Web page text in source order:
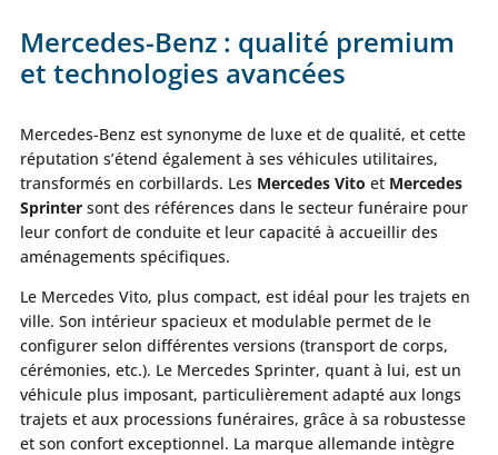
Mercedes-Benz : qualité premium
et technologies avancées
Mercedes-Benz est synonyme de luxe et de qualité, et cette
réputation s’étend également à ses véhicules utilitaires,
transformés en corbillards. Les Mercedes Vito et Mercedes
Sprintersont des références dans le secteur funéraire pour
leur confort de conduite et leur capacité à accueillir des
aménagements spécifiques.
Le Mercedes Vito, plus compact, est idéal pour les trajets en
ville. Son intérieur spacieux et modulable permet de le
configurer selon différentes versions (transport de corps,
cérémonies, etc.). Le Mercedes Sprinter, quant à lui, est un
véhicule plus imposant, particulièrement adapté aux longs
trajets et aux processions funéraires, grâce à sa robustesse
et son confort exceptionnel. La marque allemande intègre